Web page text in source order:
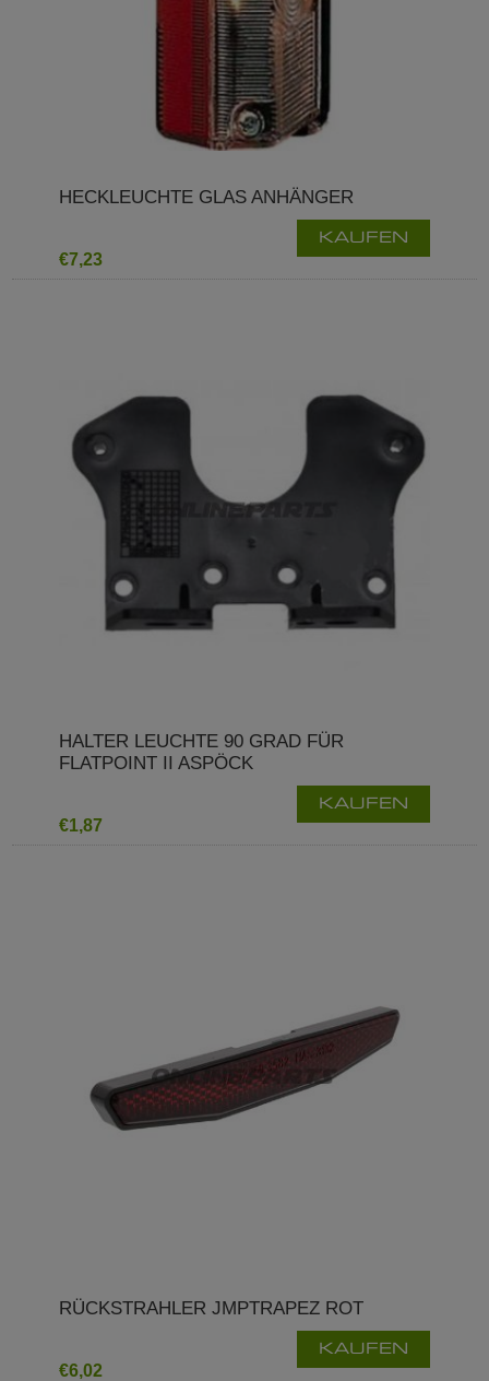
HECKLEUCHTE GLAS ANHÄNGER
€7,23
KAUFEN
HALTER LEUCHTE 90 GRAD FÜR
FLATPOINT II ASPÖCK
€1,87
KAUFEN
RÜCKSTRAHLER JMPTRAPEZ ROT
€6,02
KAUFEN